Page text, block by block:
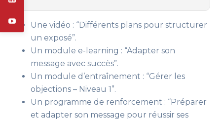
Une vidéo : “Différents plans pour structurer
un exposé”.
Un module e-learning : “Adapter son
message avec succès”.
Un module d’entraînement : “Gérer les
objections – Niveau 1”.
Un programme de renforcement : “Préparer
et adapter son message pour réussir ses